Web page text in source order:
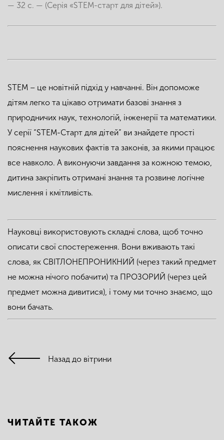
— 32 с. — (Серія «STEM-старт для дітей»).
STEM – це новітній підхід у навчанні. Він допоможе
дітям легко та цікаво отримати базові знання з
природничих наук, технологій, інженерії та математики.
У серії “STEM-Старт для дітей” ви знайдете прості
пояснення наукових фактів та законів, за якими працює
все навколо. А виконуючи завдання за кожною темою,
дитина закріпить отримані знання та розвине логічне
мислення і кмітливість.
Науковці використовують складні слова, щоб точно
описати свої спостереження. Вони вживають такі
слова, як СВІТЛОНЕПРОНИКНИЙ (через такий предмет
не можна нічого побачити) та ПРОЗОРИЙ (через цей
предмет можна дивитися), і тому ми точно знаємо, що
вони бачать.
Назад до вітрини
ЧИТАЙТЕ ТАКОЖ